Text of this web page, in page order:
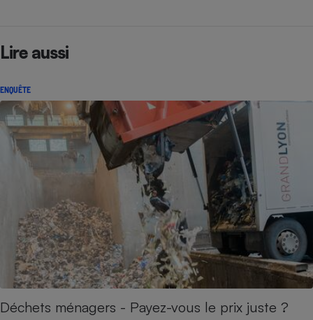
Lire aussi
ENQUÊTE
Déchets ménagers - Payez-vous le prix juste ?